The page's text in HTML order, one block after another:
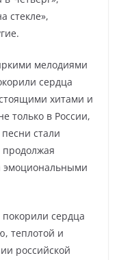
стекле»,
мелодиями
сердца
хитами и
только в России,
стали
эмоциональными
сердца
теплотой и
российской